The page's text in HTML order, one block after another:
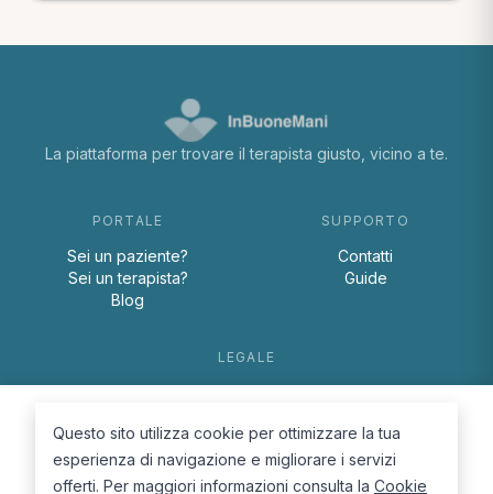
La piattaforma per trovare il terapista giusto, vicino a te.
PORTALE
Sei un paziente?
Sei un terapista?
Blog
SUPPORTO
Contatti
Guide
LEGALE
Cookie Policy
Questo sito utilizza cookie per ottimizzare la tua
esperienza di navigazione e migliorare i servizi
offerti. Per maggiori informazioni consulta la Cookie